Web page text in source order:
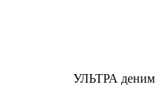
УЛЬТРА деним